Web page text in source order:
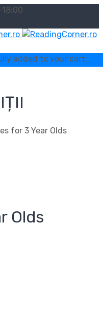
added to your cart.
for 3 Year Olds
Olds